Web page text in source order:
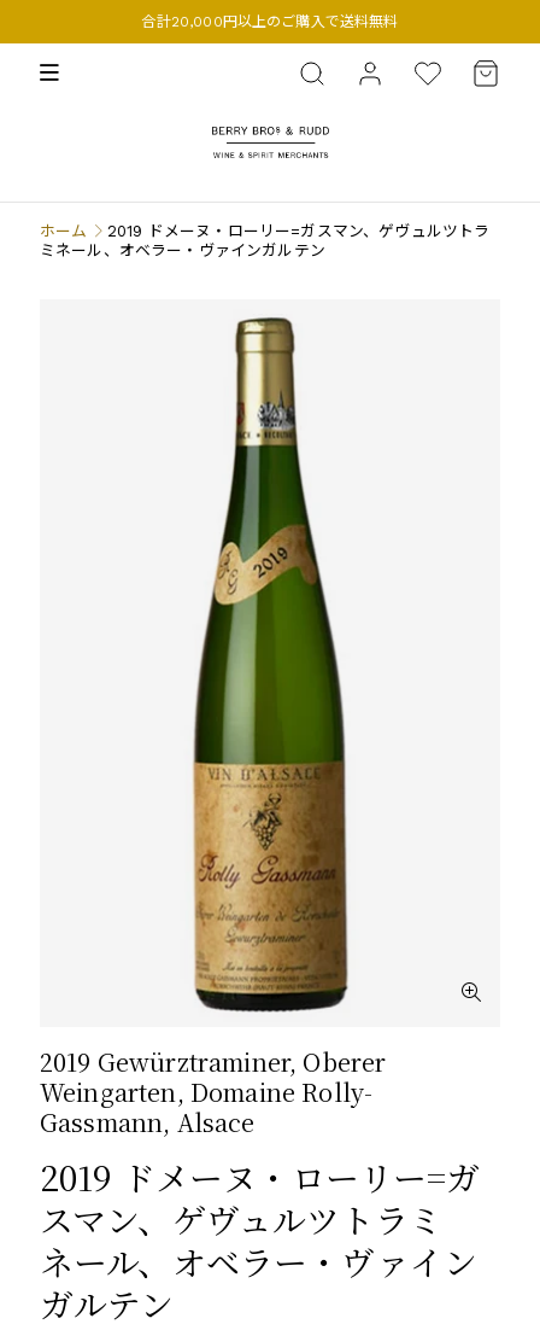
合計20,000円以上のご購入で送料無料
BERRY BROS. & RUDD
ホーム
2019 ドメーヌ・ローリー=ガスマン、ゲヴュルツトラ
ミネール、オベラー・ヴァインガルテン
2019 Gewürztraminer, Oberer
Weingarten, Domaine Rolly-
Gassmann, Alsace
2019 ドメーヌ・ローリー=ガ
スマン、ゲヴュルツトラミ
ネール、オベラー・ヴァイン
ガルテン